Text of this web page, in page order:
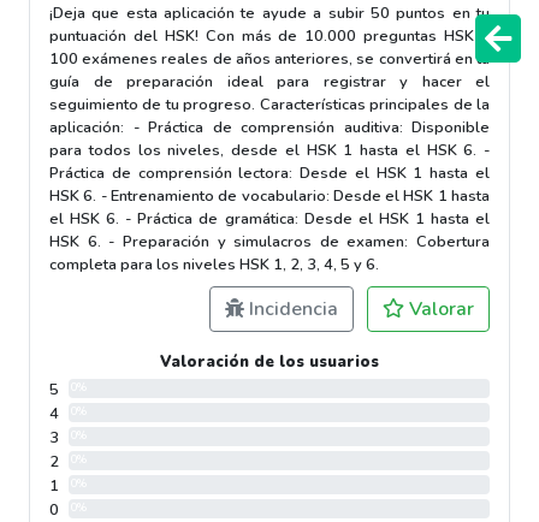
¡Deja que esta aplicación te ayude a subir 50 puntos en tu
puntuación del HSK! Con más de 10.000 preguntas HSK y
100 exámenes reales de años anteriores, se convertirá en tu
guía de preparación ideal para registrar y hacer el
seguimiento de tu progreso. Características principales de la
aplicación: - Práctica de comprensión auditiva: Disponible
para todos los niveles, desde el HSK 1 hasta el HSK 6. -
Práctica de comprensión lectora: Desde el HSK 1 hasta el
HSK 6. - Entrenamiento de vocabulario: Desde el HSK 1 hasta
el HSK 6. - Práctica de gramática: Desde el HSK 1 hasta el
HSK 6. - Preparación y simulacros de examen: Cobertura
completa para los niveles HSK 1, 2, 3, 4, 5 y 6.
Incidencia Valorar
Valoración de los usuarios
5
4
3
2
1
0